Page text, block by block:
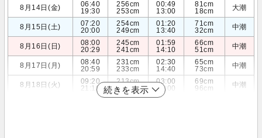
8月14日(金)
06:40
19:30
256cm
253cm
00:49
13:00
81cm
18cm
大潮
8月15日(土)
07:20
20:00
254cm
249cm
01:20
13:40
71cm
32cm
中潮
8月16日(日)
08:00
20:29
245cm
241cm
01:59
14:10
66cm
51cm
中潮
8月17日(月)
08:40
20:59
231cm
233cm
02:30
14:40
65cm
73cm
中潮
8月18日(火)
09:20
21:19
213cm
223cm
03:00
15:00
69cm
96cm
中潮
続きを表示